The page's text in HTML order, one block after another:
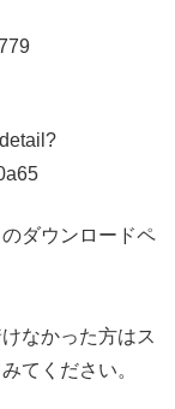
ダウンロードペ
なかった方はス
てください。